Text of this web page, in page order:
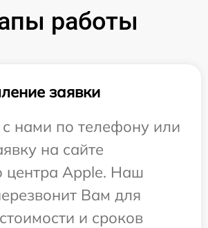
работы
заявки
нами по телефону или
на сайте
центра Apple. Наш
Вам для
и сроков